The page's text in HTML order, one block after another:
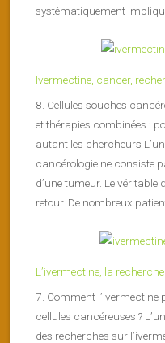
systématiquement
Ivermectine, cancer,
8. Cellules souches
et thérapies combinées :
autant les chercheurs
cancérologie ne consiste
d’une tumeur. Le véritable
retour. De nombreux
L’ivermectine, la
7. Comment l’ivermectine
cellules cancéreuses ?
des recherches sur